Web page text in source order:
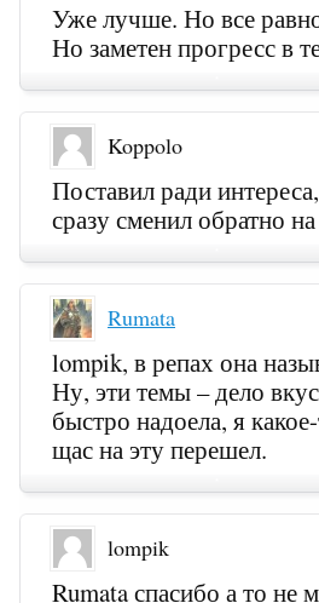
Уже лучше. Но все
Но заметен прогресс в
Koppolo
Поставил ради
сразу сменил обратно
Rumata
lompik, в репах она
Ну, эти темы – дело
быстро надоела, я
щас на эту перешел.
lompik
Rumata спасибо а то не